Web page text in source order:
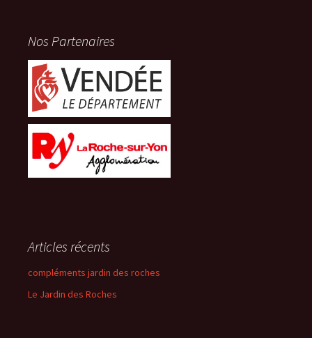
Nos Partenaires
Articles récents
compléments jardin des roches
Le Jardin des Roches